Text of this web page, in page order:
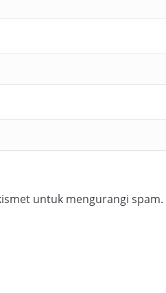
untuk mengurangi spam.